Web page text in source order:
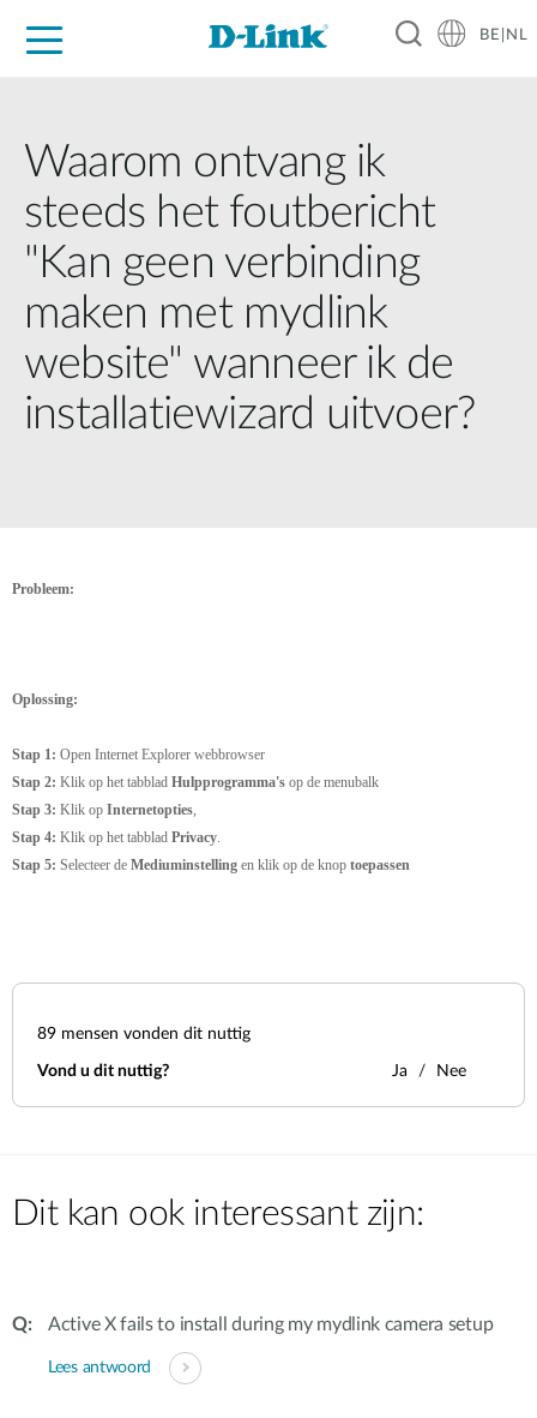
BE|NL
Waarom ontvang ik
steeds het foutbericht
"Kan geen verbinding
maken met mydlink
website" wanneer ik de
installatiewizard uitvoer?
Probleem:
Oplossing:
Stap 1: Open Internet Explorer webbrowser
Stap 2: Klik op het tabblad Hulpprogramma's op de menubalk
Stap 3: Klik op Internetopties,
Stap 4: Klik op het tabblad Privacy.
Stap 5: Selecteer de Mediuminstelling en klik op de knop toepassen
89 mensen vonden dit nuttig
Vond u dit nuttig? Ja Nee
Dit kan ook interessant zijn:
Active X fails to install during my mydlink camera setup
Lees antwoord